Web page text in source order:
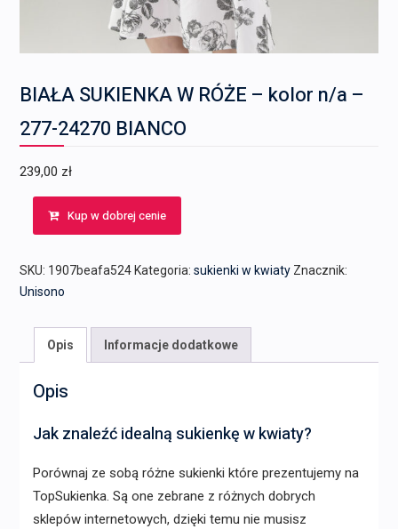
BIAŁA SUKIENKA W RÓŻE – kolor n/a –
277-24270 BIANCO
239,00 zł
Kup w dobrej cenie
SKU: 1907beafa524 Kategoria: sukienki w kwiaty Znacznik:
Unisono
Opis Informacje dodatkowe
Opis
Jak znaleźć idealną sukienkę w kwiaty?
Porównaj ze sobą różne sukienki które prezentujemy na
TopSukienka. Są one zebrane z różnych dobrych
sklepów internetowych, dzięki temu nie musisz